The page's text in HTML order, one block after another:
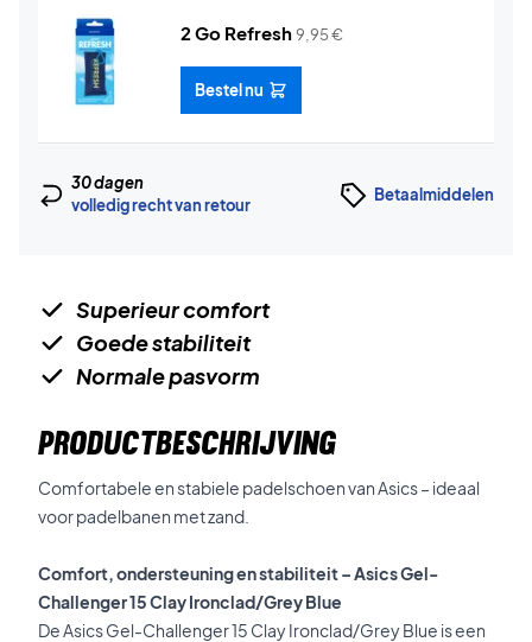
2 Go Refresh9,95€
Bestel nu
30 dagen
volledig recht van retour
Betaalmiddelen
Superieur comfort
Goede stabiliteit
Normale pasvorm
PRODUCTBESCHRIJVING
Comfortabele en stabiele padelschoen van Asics – ideaal
voor padelbanen met zand.
Comfort, ondersteuning en stabiliteit – Asics Gel-
Challenger 15 Clay Ironclad/Grey Blue
De Asics Gel-Challenger 15 Clay Ironclad/Grey Blue is een